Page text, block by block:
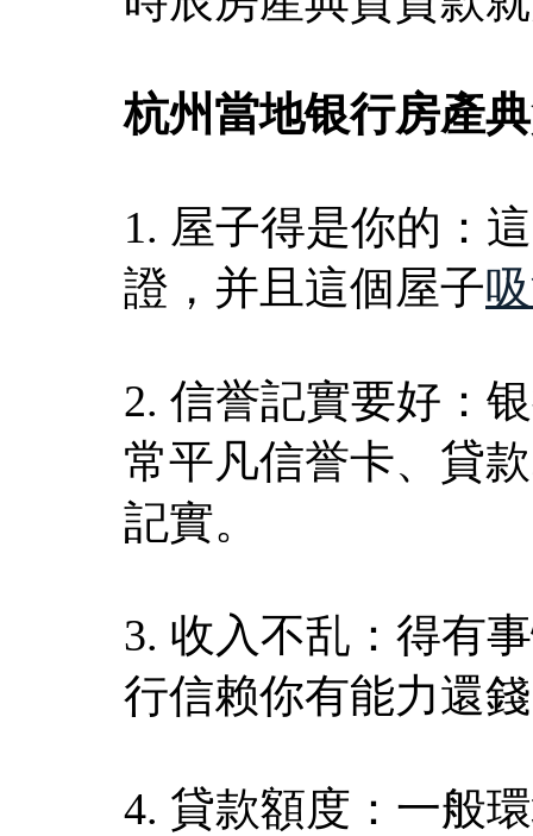
杭州當地银行房產
1. 屋子得是你的：
證，并且這個屋子
2. 信誉記實要好：
常平凡信誉卡、貸
記實。
3. 收入不乱：得有
行信赖你有能力還
4. 貸款額度：一般